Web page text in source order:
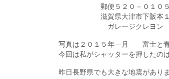
郵便５２０－０１０５
滋賀県大津市下阪本１－
ガレージクレヨン
写真は２０１５年一月 富士と青
今回は私がシャッターを押したの
昨日長野県でも大きな地震があり